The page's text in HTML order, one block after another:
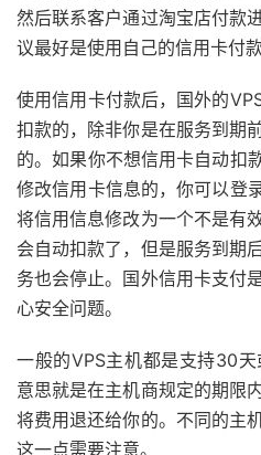
然后联系客户通过淘宝店付款
议最好是使用自己的信用卡付款
使用信用卡付款后，国外的
扣款的，除非你是在服务到期
的。如果你不想信用卡自动扣
修改信用卡信息的，你可以登
将信用信息修改为一个不是有
会自动扣款了，但是服务到期
务也会停止。国外信用卡支付
心安全问题。
一般的VPS主机都是支持30天
意思就是在主机商规定的期限
将费用退还给你的。不同的主
这一点需要注意。